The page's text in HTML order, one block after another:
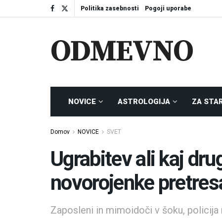
Politika zasebnosti Pogoji uporabe
ODMEVNO
NOVICE ASTROLOGIJA ZA
Domov NOVICE SVET
Ugrabitev ali kaj
novorojenke
Zaposleni in mimoidoči v šoku, policija